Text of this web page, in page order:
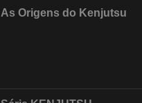
As Origens do Kenjutsu